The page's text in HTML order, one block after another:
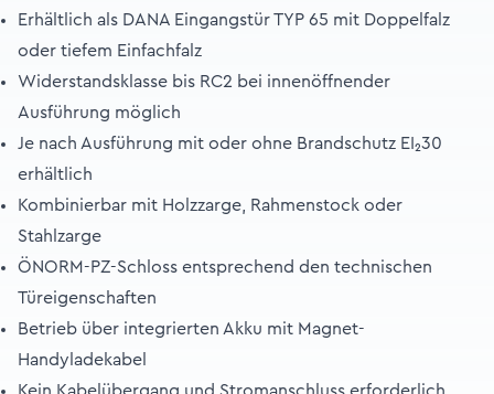
Erhältlich als DANA Eingangstür TYP 65 mit Doppelfalz
oder tiefem Einfachfalz
Widerstandsklasse bis RC2 bei innenöffnender
Ausführung möglich
Je nach Ausführung mit oder ohne Brandschutz EI₂30
erhältlich
Kombinierbar mit Holzzarge, Rahmenstock oder
Stahlzarge
ÖNORM-PZ-Schloss entsprechend den technischen
Türeigenschaften
Betrieb über integrierten Akku mit Magnet-
Handyladekabel